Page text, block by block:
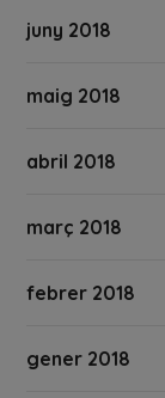
juny 2018
maig 2018
abril 2018
març 2018
febrer 2018
gener 2018